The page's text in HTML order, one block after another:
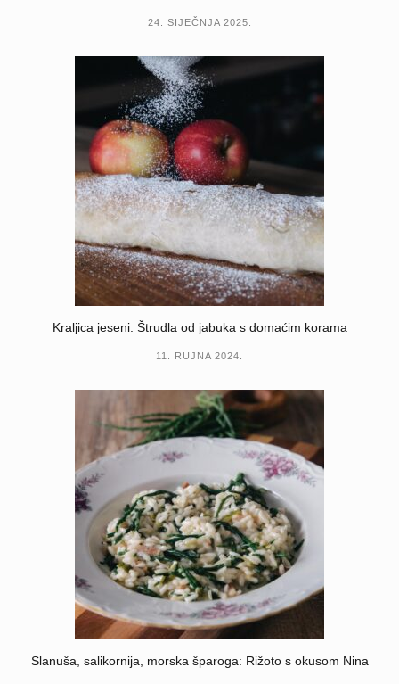
24. SIJEČNJA 2025.
Kraljica jeseni: Štrudla od jabuka s domaćim korama
11. RUJNA 2024.
Slanuša, salikornija, morska šparoga: Rižoto s okusom Nina